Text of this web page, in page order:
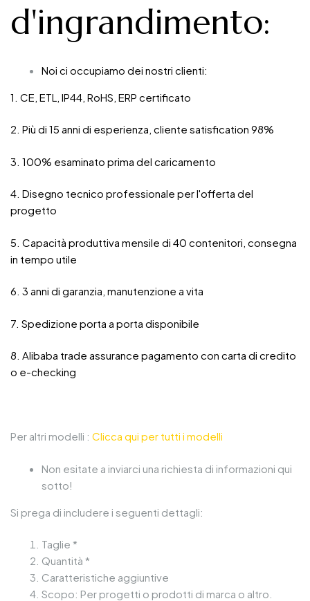
d'ingrandimento:
Noi ci occupiamo dei nostri clienti:
1. CE, ETL, IP44, RoHS, ERP certificato
2. Più di 15 anni di esperienza, cliente satisfication 98%
3. 100% esaminato prima del caricamento
4. Disegno tecnico professionale per l'offerta del
progetto
5. Capacità produttiva mensile di 40 contenitori, consegna
in tempo utile
6. 3 anni di garanzia, manutenzione a vita
7. Spedizione porta a porta disponibile
8. Alibaba trade assurance pagamento con carta di credito
o e-checking
Per altri modelli : Clicca qui per tutti i modelli
Non esitate a inviarci una richiesta di informazioni qui
sotto!
Si prega di includere i seguenti dettagli:
Taglie *
Quantità *
Caratteristiche aggiuntive
Scopo: Per progetti o prodotti di marca o altro.